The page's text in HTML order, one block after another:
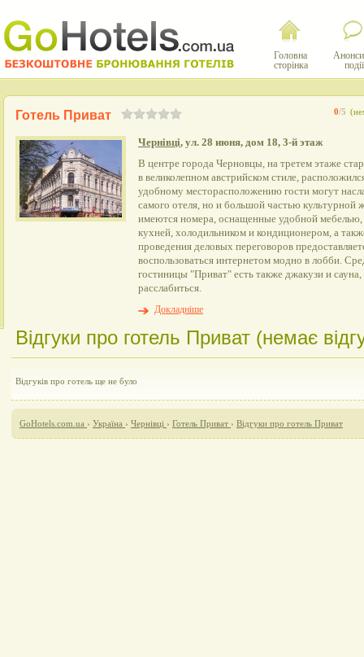
Головна
сторінка
події
0/5
Готель Приват
Чернівці, ул. 28 июня, дом 18, 3-й этаж
В центре города Черновцы, на третем этаже
в великолепном австрийском стиле,
удобному месторасположению гости могут
самого отеля, но и большой частью культурной
имеются номера, оснащенные удобной мебелью,
кухней, холодильником и кондиционером, а
проведения деловых переговоров
воспользоваться интернетом модно в лобби.
гостиницы "Приват" есть также джакузи и
расслабиться.
Докладніше
Відгуки про готель Приват (немає
Відгуків про готель ще не було
GoHotels.com.ua › Україна › Чернівці › Готель Приват › Відгуки про готель Приват